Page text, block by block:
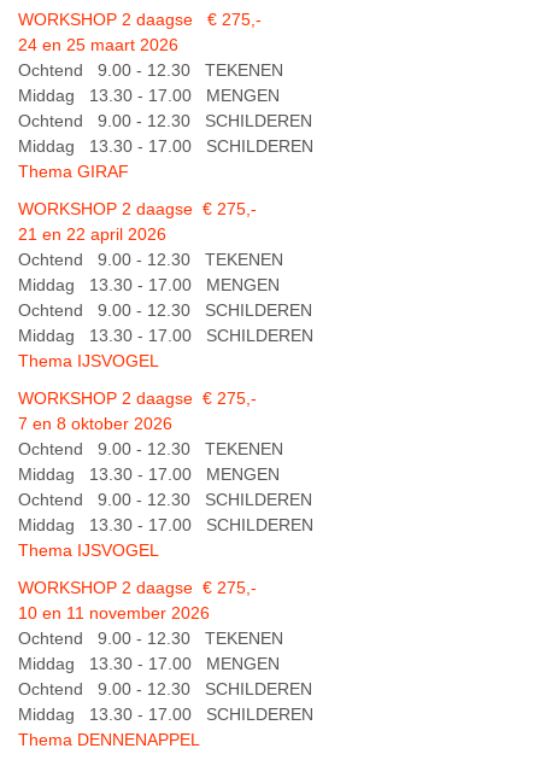
WORKSHOP 2 daagse € 275,-
24 en 25 maart 2026
Ochtend 9.00 - 12.30 TEKENEN
Middag 13.30 - 17.00 MENGEN
Ochtend 9.00 - 12.30 SCHILDEREN
Middag 13.30 - 17.00 SCHILDEREN
Thema GIRAF
WORKSHOP 2 daagse € 275,-
21 en 22 april 2026
Ochtend 9.00 - 12.30 TEKENEN
Middag 13.30 - 17.00 MENGEN
Ochtend 9.00 - 12.30 SCHILDEREN
Middag 13.30 - 17.00 SCHILDEREN
Thema IJSVOGEL
WORKSHOP 2 daagse € 275,-
7 en 8 oktober 2026
Ochtend 9.00 - 12.30 TEKENEN
Middag 13.30 - 17.00 MENGEN
Ochtend 9.00 - 12.30 SCHILDEREN
Middag 13.30 - 17.00 SCHILDEREN
Thema IJSVOGEL
WORKSHOP 2 daagse € 275,-
10 en 11 november 2026
Ochtend 9.00 - 12.30 TEKENEN
Middag 13.30 - 17.00 MENGEN
Ochtend 9.00 - 12.30 SCHILDEREN
Middag 13.30 - 17.00 SCHILDEREN
Thema DENNENAPPEL